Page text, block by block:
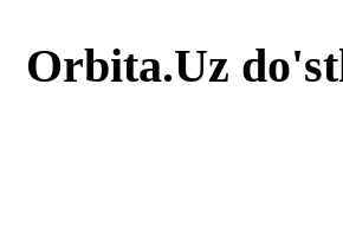
Orbita.Uz